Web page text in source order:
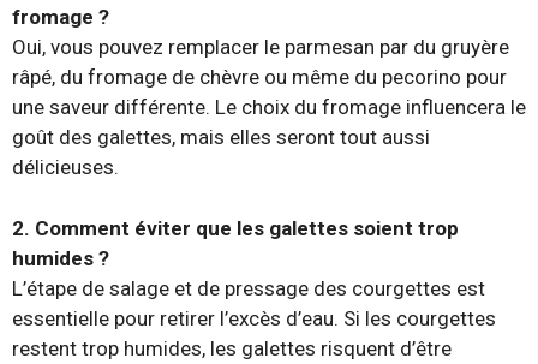
fromage ?
Oui, vous pouvez remplacer le parmesan par du gruyère
râpé, du fromage de chèvre ou même du pecorino pour
une saveur différente. Le choix du fromage influencera le
goût des galettes, mais elles seront tout aussi
délicieuses.
2. Comment éviter que les galettes soient trop
humides ?
L’étape de salage et de pressage des courgettes est
essentielle pour retirer l’excès d’eau. Si les courgettes
restent trop humides, les galettes risquent d’être